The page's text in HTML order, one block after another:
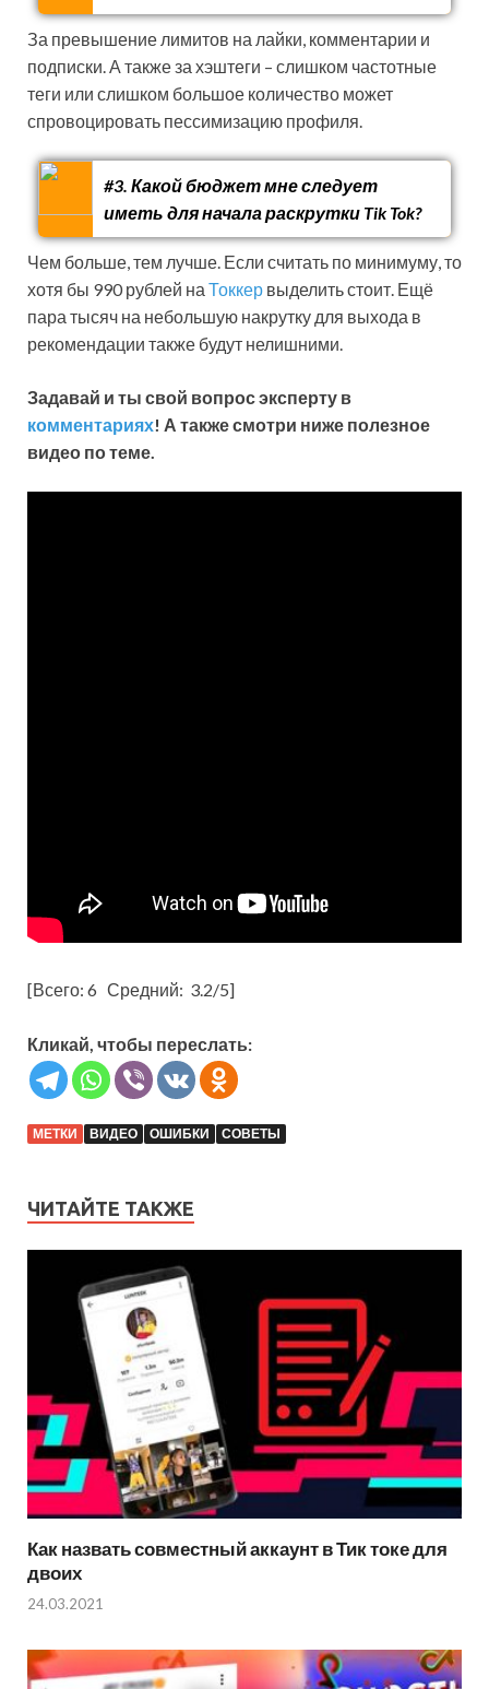
За превышение лимитов на лайки, комментарии и
подписки. А также за хэштеги – слишком частотные
теги или слишком большое количество может
спровоцировать пессимизацию профиля.
#3. Какой бюджет мне следует
иметь для начала раскрутки Tik Tok?
Чем больше, тем лучше. Если считать по минимуму, то
хотя бы 990 рублей на Токкер выделить стоит. Ещё
пара тысяч на небольшую накрутку для выхода в
рекомендации также будут нелишними.
Задавай и ты свой вопрос эксперту в
комментариях! А также смотри ниже полезное
видео по теме.
[Всего: 6 Средний: 3.2/5]
Кликай, чтобы переслать:
МЕТКИ ВИДЕО ОШИБКИ СОВЕТЫ
ЧИТАЙТЕ ТАКЖЕ
Как назвать совместный аккаунт в Тик токе для
двоих
24.03.2021